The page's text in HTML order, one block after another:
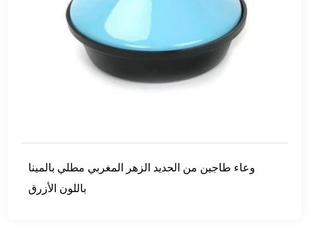
وعاء طاجين من الحديد الزهر المغربي مطلي بالمينا
باللون الأزرق